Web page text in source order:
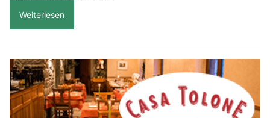
Weiterlesen